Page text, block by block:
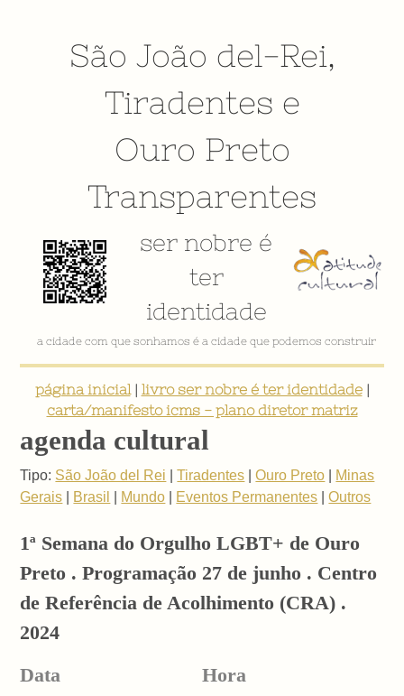
São João del-Rei,
Tiradentes e
Ouro Preto
Transparentes
ser nobre é
ter
identidade
a cidade com que sonhamos é a cidade que podemos construir
página inicial| livro ser nobre é ter identidade|
carta/manifesto icms - plano diretor matriz
agenda cultural
Tipo: São João del Rei |Tiradentes |Ouro Preto
Minas
Gerais
Brasil Mundo Eventos Permanentes |Outros
1ª Semana do Orgulho LGBT+ de Ouro
Preto . Programação 27 de junho . Centro
de Referência de Acolhimento (CRA) .
2024
Data
Hora